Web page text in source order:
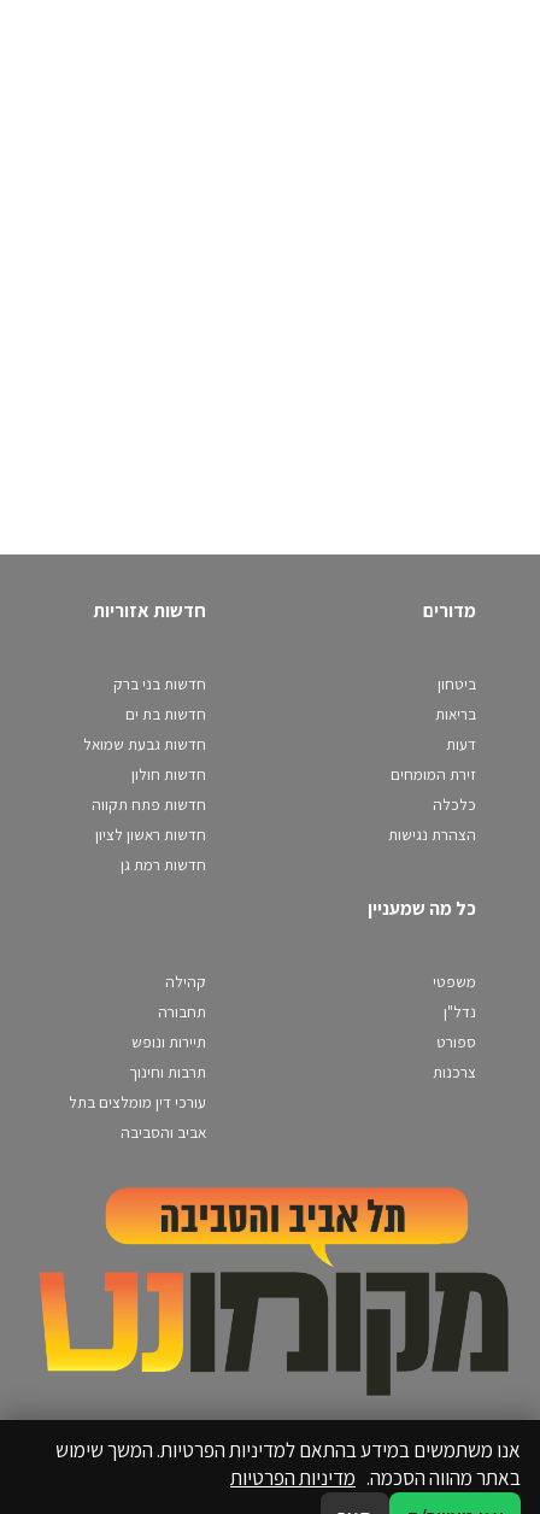
מדורים
ביטחון
בריאות
דעות
זירת המומחים
כלכלה
הצהרת נגישות
חדשות אזוריות
חדשות בני ברק
חדשות בת ים
חדשות גבעת שמואל
חדשות חולון
חדשות פתח תקווה
חדשות ראשון לציון
חדשות רמת גן
כל מה שמעניין
משפטי
נדל"ן
ספורט
צרכנות
קהילה
תחבורה
תיירות ונופש
תרבות וחינוך
עורכי דין מומלצים בתל
אביב והסביבה
אנו משתמשים במידע בהתאם למדיניות הפרטיות. המשך שימוש
באתר מהווה הסכמה. מדיניות הפרטיות